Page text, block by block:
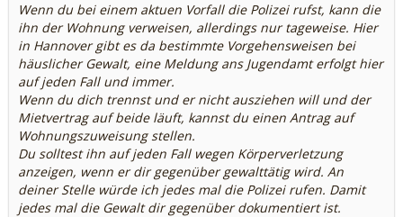
Wenn du bei einem aktuen Vorfall die Polizei rufst, kann die
ihn der Wohnung verweisen, allerdings nur tageweise. Hier
in Hannover gibt es da bestimmte Vorgehensweisen bei
häuslicher Gewalt, eine Meldung ans Jugendamt erfolgt hier
auf jeden Fall und immer.
Wenn du dich trennst und er nicht ausziehen will und der
Mietvertrag auf beide läuft, kannst du einen Antrag auf
Wohnungszuweisung stellen.
Du solltest ihn auf jeden Fall wegen Körperverletzung
anzeigen, wenn er dir gegenüber gewalttätig wird. An
deiner Stelle würde ich jedes mal die Polizei rufen. Damit
jedes mal die Gewalt dir gegenüber dokumentiert ist.